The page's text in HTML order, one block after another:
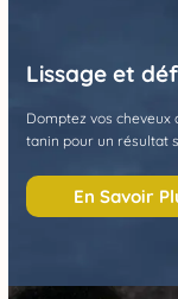
Lissage et
Domptez vos cheveux
tanin pour un résultat
En Savoir